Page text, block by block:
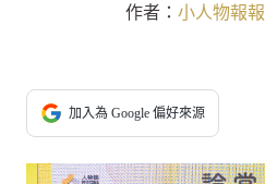
作者： 小人物報報
加入為 Google 偏好來源